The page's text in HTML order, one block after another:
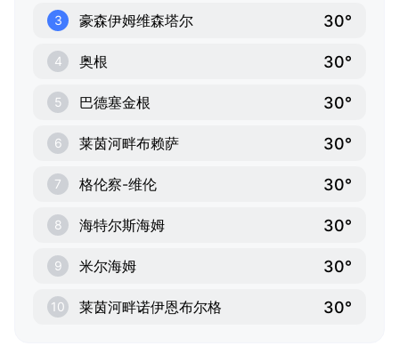
3 豪森伊姆维森塔尔 30°
4 奥根 30°
5 巴德塞金根 30°
6 莱茵河畔布赖萨 30°
7 格伦察-维伦 30°
8 海特尔斯海姆 30°
9 米尔海姆 30°
10 莱茵河畔诺伊恩布尔格 30°